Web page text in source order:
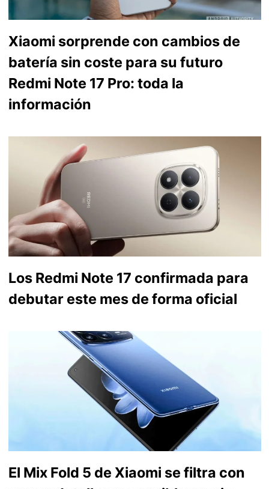
Xiaomi sorprende con cambios de
batería sin coste para su futuro
Redmi Note 17 Pro: toda la
información
Los Redmi Note 17 confirmada para
debutar este mes de forma oficial
El Mix Fold 5 de Xiaomi se filtra con